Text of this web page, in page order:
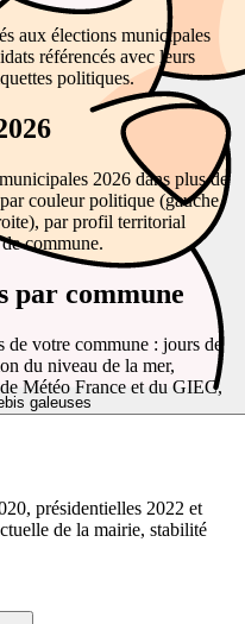
galeuses
aux élections municipales
référencés avec leurs
politiques.
2026 dans plus de
couleur politique (gauche,
par profil territorial
commune.
par commune
votre commune : jours de
du niveau de la mer,
Météo France et du GIEC,
présidentielles 2022 et
de la mairie, stabilité